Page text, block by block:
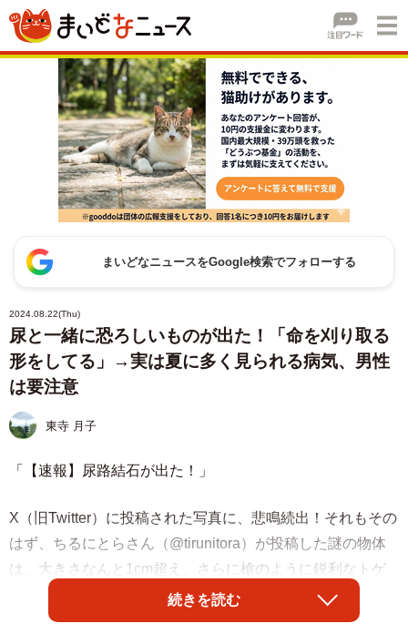
まいどなニュースをGoogle検索でフォローする
2024.08.22(Thu)
尿と一緒に恐ろしいものが出た！「命を刈り取る
形をしてる」→実は夏に多く見られる病気、男性
は要注意
東寺 月子
「【速報】尿路結石が出た！」
X（旧Twitter）に投稿された写真に、悲鳴続出！それもその
はず、ちるにとらさん（@tirunitora）が投稿した謎の物体
は、大きさなんと1cm超え、さらに槍のように鋭利なトゲ
トゲが数カ所にある衝撃的な形だったのです！
続きを読む